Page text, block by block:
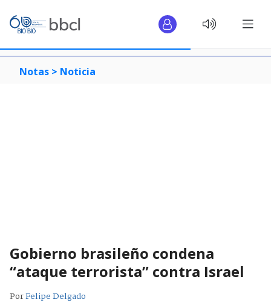
Notas > Noticia
Gobierno brasileño condena
“ataque terrorista” contra Israel
PorFelipe Delgado